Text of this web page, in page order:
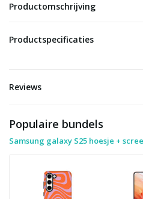
Productomschrijving
Productspecificaties
Reviews
Populaire bundels
Samsung galaxy S25 hoesje +